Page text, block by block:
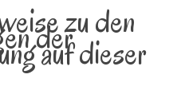
zu den
der
auf dieser